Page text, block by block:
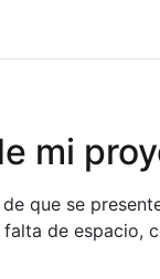
mi
de que se
de espacio,